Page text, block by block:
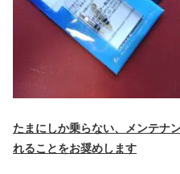
たまにしか乗らない、メンテナ
れることをお奨めします